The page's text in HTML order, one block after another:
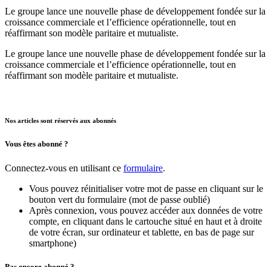
Le groupe lance une nouvelle phase de développement fondée sur la
croissance commerciale et l’efficience opérationnelle, tout en
réaffirmant son modèle paritaire et mutualiste.
Le groupe lance une nouvelle phase de développement fondée sur la
croissance commerciale et l’efficience opérationnelle, tout en
réaffirmant son modèle paritaire et mutualiste.
Nos articles sont réservés aux abonnés
Vous êtes abonné ?
Connectez-vous en utilisant ce formulaire.
Vous pouvez réinitialiser votre mot de passe en cliquant sur le
bouton vert du formulaire (mot de passe oublié)
Après connexion, vous pouvez accéder aux données de votre
compte, en cliquant dans le cartouche situé en haut et à droite
de votre écran, sur ordinateur et tablette, en bas de page sur
smartphone)